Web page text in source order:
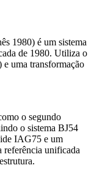
1980) é um sistema
de 1980. Utiliza o
uma transformação
o segundo
o sistema BJ54
IAG75 e um
referência unificada